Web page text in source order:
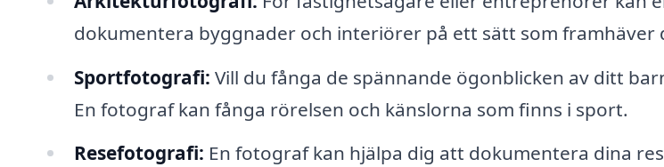
dokumentera byggnader och interiörer på ett sätt som framhäver
Sportfotografi: Vill du fånga de spännande ögonblicken av ditt
En fotograf kan fånga rörelsen och känslorna som finns i sport.
Resefotografi: En fotograf kan hjälpa dig att dokumentera dina